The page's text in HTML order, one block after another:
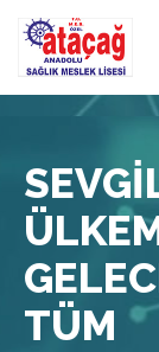
TÜM